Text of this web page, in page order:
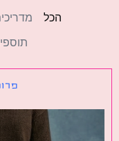
מדריכים
תוספים
פרומפט